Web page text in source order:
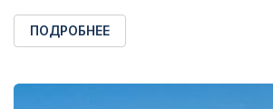
ПОДРОБНЕЕ